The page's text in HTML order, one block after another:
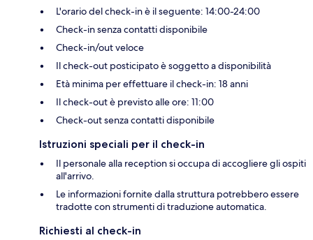
L'orario del check-in è il seguente: 14:00-24:00
Check-in senza contatti disponibile
Check-in/out veloce
Il check-out posticipato è soggetto a disponibilità
Età minima per effettuare il check-in: 18 anni
Il check-out è previsto alle ore: 11:00
Check-out senza contatti disponibile
Istruzioni speciali per il check-in
Il personale alla reception si occupa di accogliere gli ospiti
all'arrivo.
Le informazioni fornite dalla struttura potrebbero essere
tradotte con strumenti di traduzione automatica.
Richiesti al check-in